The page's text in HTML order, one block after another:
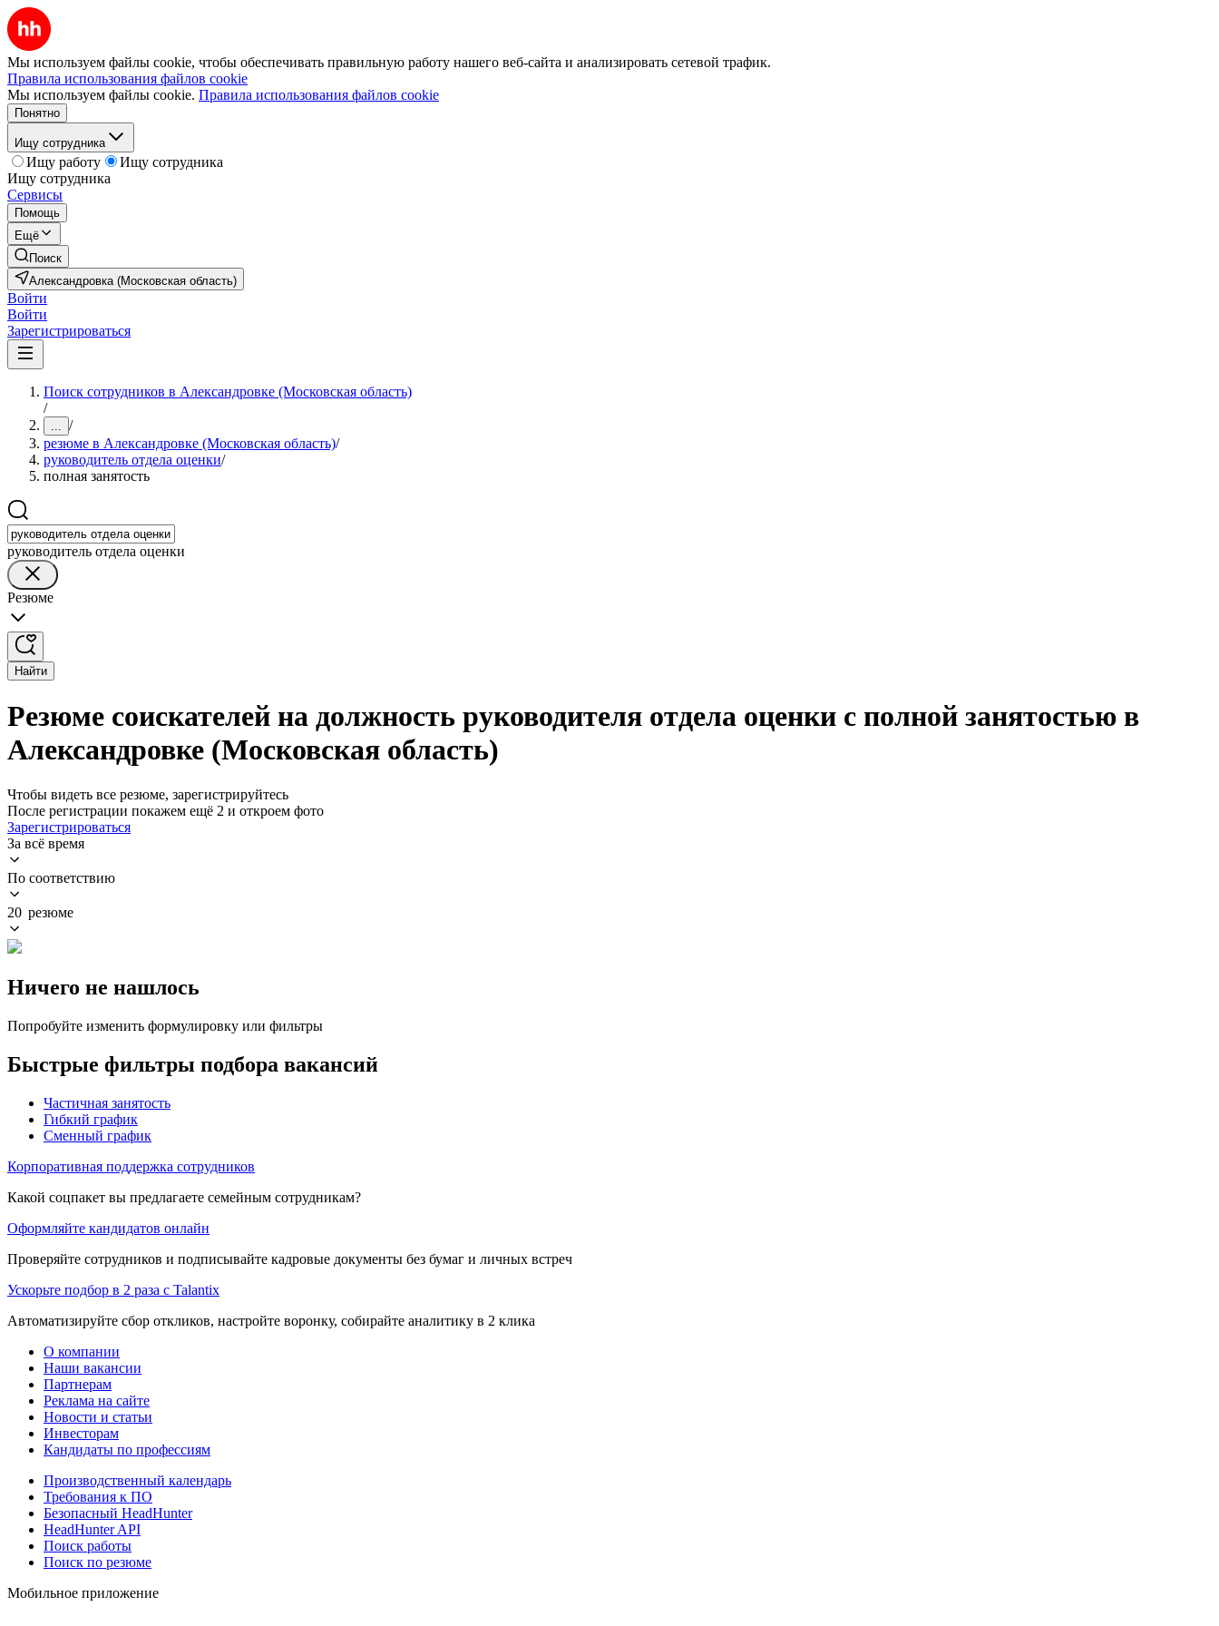
Мы используем файлы cookie, чтобы обеспечивать правильную работу нашего веб-сайта и анализировать сетевой трафик.
Правила использования файлов cookie
Мы используем файлы cookie. Правила использования файлов cookie
Понятно
Ищу сотрудника
Ищу работу
Ищу сотрудника
Ищу сотрудника
Сервисы
Помощь
Ещё
Поиск
Александровка (Московская область)
Войти
Войти
Зарегистрироваться
Поиск сотрудников в Александровке (Московская область)
/
... /
резюме в Александровке (Московская область)/
руководитель отдела оценки/
полная занятость
руководитель отдела оценки
Резюме
Найти
Резюме соискателей на должность руководителя отдела оценки с полной занятостью в
Александровке (Московская область)
Чтобы видеть все резюме, зарегистрируйтесь
После регистрации покажем ещё 2 и откроем фото
Зарегистрироваться
За всё время
По соответствию
20 резюме
Ничего не нашлось
Попробуйте изменить формулировку или фильтры
Быстрые фильтры подбора вакансий
Частичная занятость
Гибкий график
Сменный график
Корпоративная поддержка сотрудников
Какой соцпакет вы предлагаете семейным сотрудникам?
Оформляйте кандидатов онлайн
Проверяйте сотрудников и подписывайте кадровые документы без бумаг и личных встреч
Ускорьте подбор в 2 раза с Talantix
Автоматизируйте сбор откликов, настройте воронку, собирайте аналитику в 2 клика
О компании
Наши вакансии
Партнерам
Реклама на сайте
Новости и статьи
Инвесторам
Кандидаты по профессиям
Производственный календарь
Требования к ПО
Безопасный HeadHunter
HeadHunter API
Поиск работы
Поиск по резюме
Мобильное приложение